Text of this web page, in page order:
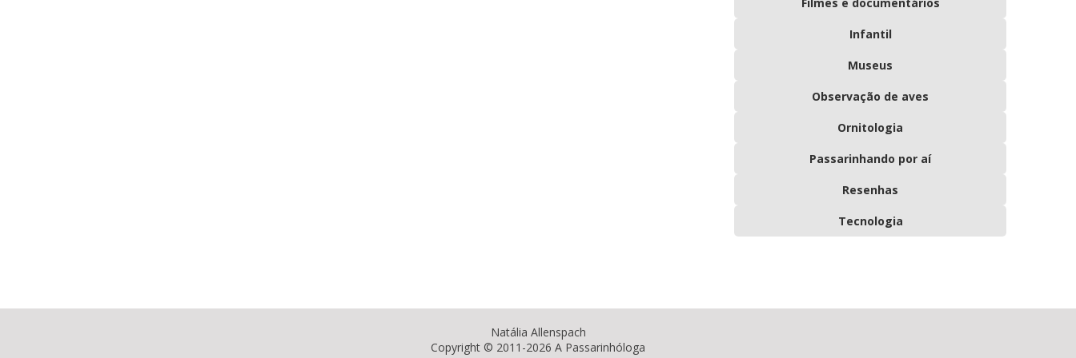
Infantil
Museus
Observação de aves
Ornitologia
Passarinhando por aí
Resenhas
Tecnologia
Natália Allenspach
Copyright © 2011-2026 A Passarinhóloga